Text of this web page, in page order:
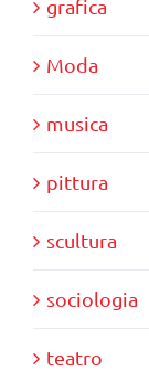
grafica
Moda
musica
pittura
scultura
sociologia
teatro